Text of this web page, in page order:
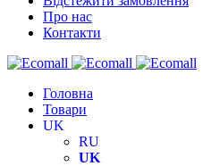
Про нас
Контакти
Головна
Товари
UK
RU
UK